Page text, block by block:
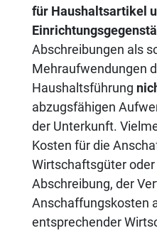
für Haushaltsartikel
Abschreibungen als
Mehraufwendungen
Haushaltsführung
abzugsfähigen
der Unterkunft.
Kosten für die
Wirtschaftsgüter
Abschreibung, der
Anschaffungskosten
entsprechender